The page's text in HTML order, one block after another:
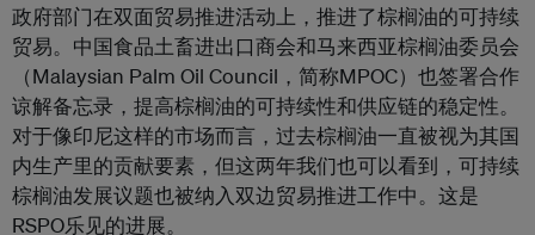
政府部门在双面贸易推进活动上，推进了棕榈油的可持续
贸易。中国食品土畜进出口商会和马来西亚棕榈油委员会
（Malaysian Palm Oil Council，简称MPOC）也签署合作
谅解备忘录，提高棕榈油的可持续性和供应链的稳定性。
对于像印尼这样的市场而言，过去棕榈油一直被视为其国
内生产里的贡献要素，但这两年我们也可以看到，可持续
棕榈油发展议题也被纳入双边贸易推进工作中。这是
RSPO乐见的进展。